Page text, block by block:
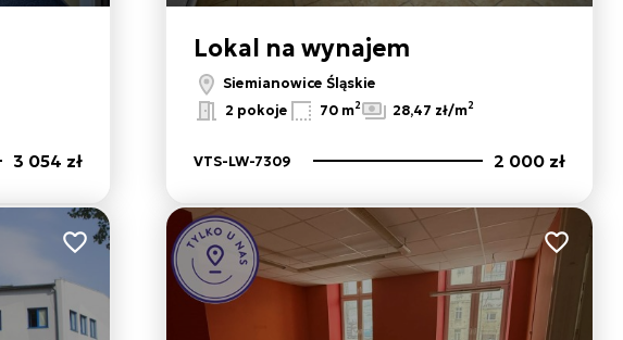
3 054 zł
Lokal na wynajem
Siemianowice Śląskie
2 pokoje 70 m2 28,47 zł/m2
VTS-LW-7309 2 000 zł
Dodaj do ulubionych Dodaj do